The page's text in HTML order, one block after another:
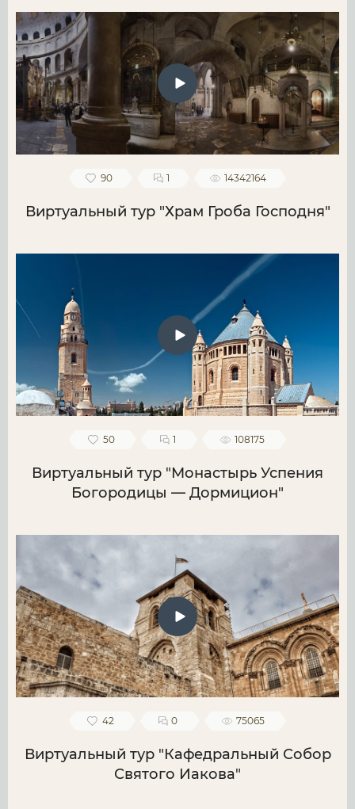
90 1 14342164
Виртуальный тур "Храм Гроба Господня"
50 1 108175
Виртуальный тур "Монастырь Успения
Богородицы — Дормицион"
42 0 75065
Виртуальный тур "Кафедральный Собор
Святого Иакова"